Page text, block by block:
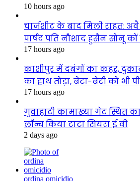
10 hours ago
चार्जशीट के बाद मिली राहत:
पार्षद पति नौशाद हुसैन सोनू
17 hours ago
काशीपुर में दबंगों का कहर,
का हाथ तोड़ा, बेटा-बेटी को भी
17 hours ago
गुवाहाटी कामाख्या गेट स्थित
लॉन्च किया टाटा सियरा ई वी
2 days ago
ordina omicidio